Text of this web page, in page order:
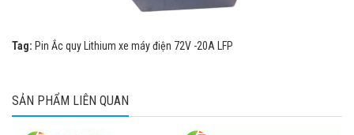
Tag: Pin Ắc quy Lithium xe máy điện 72V -20A LFP
SẢN PHẨM LIÊN QUAN